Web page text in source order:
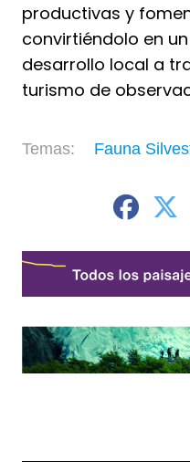
productivas y
convirtiéndolo en
desarrollo local a
turismo de
Fauna